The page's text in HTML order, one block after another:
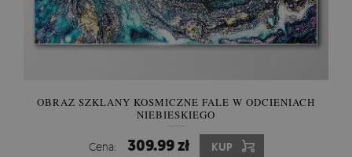
OBRAZ SZKLANY KOSMICZNE FALE W ODCIENIACH
NIEBIESKIEGO
Cena: 309.99 zł KUP